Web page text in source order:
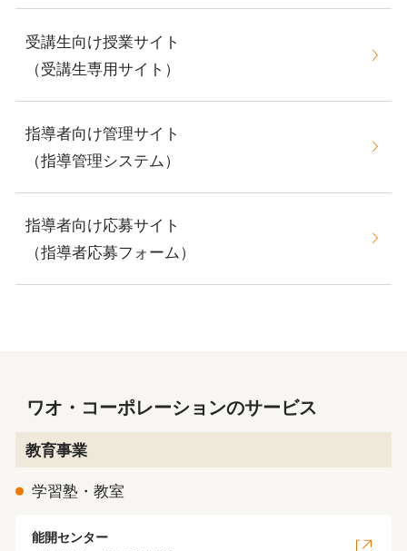
受講生向け授業サイト
（受講生専用サイト）
指導者向け管理サイト
（指導管理システム）
指導者向け応募サイト
（指導者応募フォーム）
ワオ・コーポレーションのサービス
教育事業
学習塾・教室
能開センター